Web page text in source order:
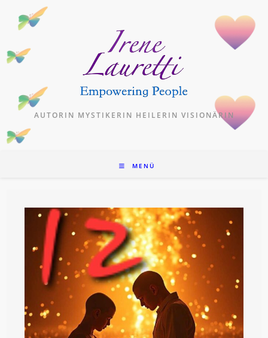
Inhalt
AUTORIN MYSTIKERIN HEILERIN VISIONÄRIN
MENÜ